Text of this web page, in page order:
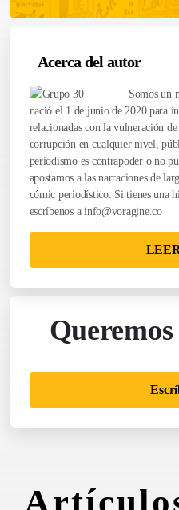
Acerca del autor
Somos un
nació el 1 de junio de 2020 para
relacionadas con la vulneración
corrupción en cualquier nivel,
periodismo es contrapoder o no
apostamos a las narraciones de
cómic periodístico. Si tienes una
escríbenos ainfo@voragine.co